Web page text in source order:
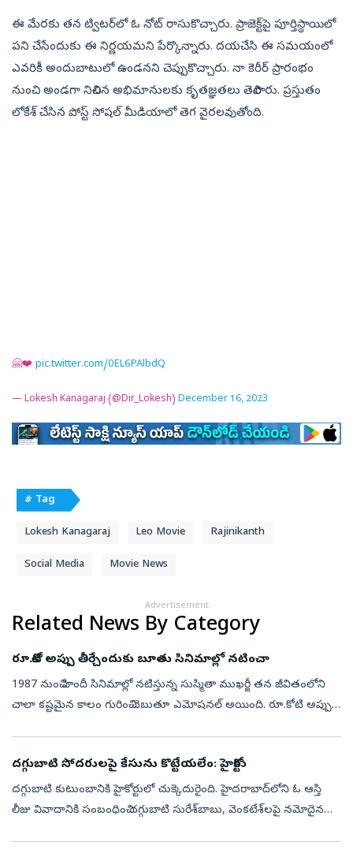
ఈ మేరకు తన ట్విటర్‌లో ఓ నోట్ రాసుకొచ్చారు. ప్రాజెక్ట్‌పై పూర్తిస్థాయిలో
పని చేసేందుకు ఈ నిర్ణయమని పేర్కొన్నారు. దయచేసి ఈ సమయంలో
ఎవరికీ అందుబాటులో ఉండనని చెప్పుకొచ్చారు. నా కెరీర్ ప్రారంభం
నుంచి అండగా నిలిచిన అభిమానులకు కృతజ్ఞతలు తెలిపారు. ప్రస్తుతం
లోకేశ్ చేసిన పోస్ట్ సోషల్ మీడియాలో తెగ వైరలవుతోంది.
🤗❤️ pic.twitter.com/0EL6PAlbdQ
— Lokesh Kanagaraj (@Dir_Lokesh) December 16, 2023
# Tag
Lokesh Kanagaraj Leo Movie Rajinikanth
Social Media Movie News
Advertisement
Related News By Category
రూ.కోటి అప్పు తీర్చేందుకు బూతు సినిమాల్లో నటించా
1987 నుంచి హిందీ సినిమాల్లో నటిస్తున్న సుస్మితా ముఖర్జీ తన జీవితంలోని
చాలా కష్టమైన కాలం గురించి చెబుతూ ఎమోషనల్ అయింది. రూ.కోటి అప్పు
దగ్గుబాటి సోదరులపై కేసును కొట్టేయలేం: హైకోర్టు
దగ్గుబాటి కుటుంబానికి హైకోర్టులో చుక్కెదురైంది. హైదరాబాద్‌లోని ఓ ఆస్తి
లీజు వివాదానికి సంబంధించి దగ్గుబాటి సురేశ్‌బాబు, వెంకటేశ్‌లపై నమోదైన